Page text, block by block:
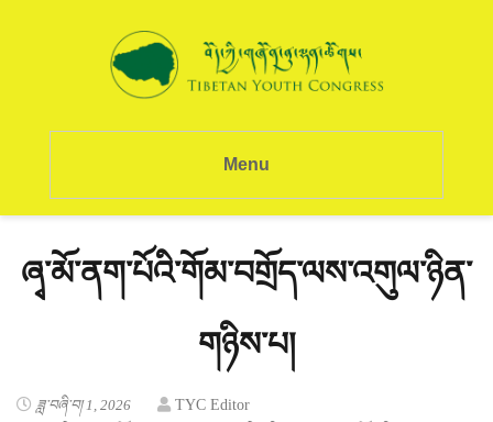
Menu
ཞྭ་མོ་ནག་པོའི་གོམ་བགྲོད་ལས་འགུལ་ཉིན་
གཉིས་པ།
ཟླ་བཞི་བ། 1, 2026
TYC Editor